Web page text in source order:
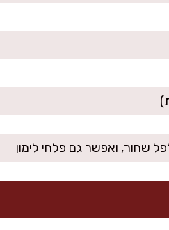
שחור, ואפשר גם פלחי לימון